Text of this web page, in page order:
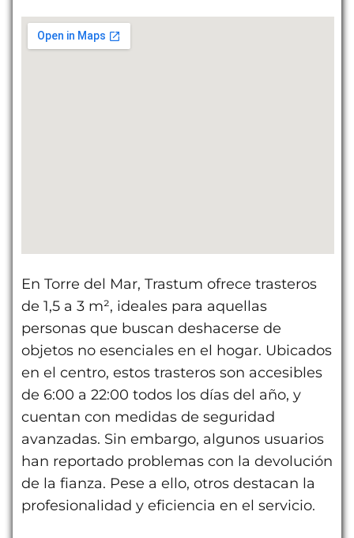
En Torre del Mar, Trastum ofrece trasteros
de 1,5 a 3 m², ideales para aquellas
personas que buscan deshacerse de
objetos no esenciales en el hogar. Ubicados
en el centro, estos trasteros son accesibles
de 6:00 a 22:00 todos los días del año, y
cuentan con medidas de seguridad
avanzadas. Sin embargo, algunos usuarios
han reportado problemas con la devolución
de la fianza. Pese a ello, otros destacan la
profesionalidad y eficiencia en el servicio.